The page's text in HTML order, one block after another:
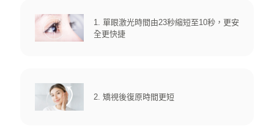
1. 單眼激光時間由23秒縮短至10秒，更安
全更快捷
2. 矯視後復原時間更短